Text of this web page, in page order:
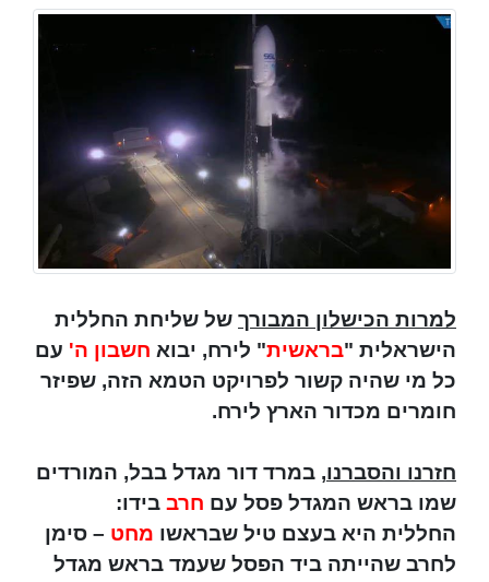
למרות הכישלון המבורך של שליחת החללית
הישראלית "בראשית" לירח, יבוא חשבון ה' עם
כל מי שהיה קשור לפרויקט הטמא הזה, שפיזר
חומרים מכדור הארץ לירח.
חזרנו והסברנו, במרד דור מגדל בבל, המורדים
שמו בראש המגדל פסל עם חרב בידו:
החללית היא בעצם טיל שבראשו מחט – סימן
לחרב שהייתה ביד הפסל שעמד בראש מגדל